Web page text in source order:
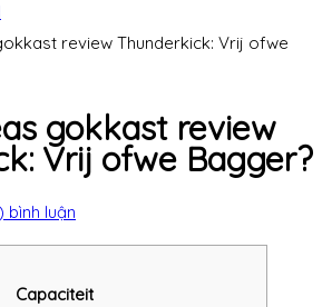
review Thunderkick: Vrij ofwe
gokkast review
Vrij ofwe Bagger?
bình luận
Capaciteit